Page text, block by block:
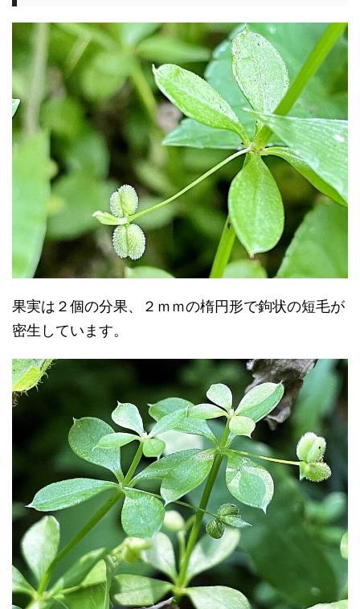
果実は２個の分果、２ｍｍの楕円形で鉤状の短毛が
密生しています。